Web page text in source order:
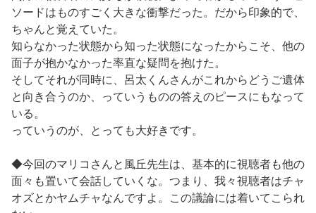
ソードはものすごく大きな衝撃だった。だから印象的で、
ちゃんと覚えていた。
知らなかった状態から知った状態になったからこそ、他の
面子が抱かなかった率直な疑問を抱けた。
そしてそれが同時に、呂太くんさんがこれからどうご遺体
と向き合うのか、っていうものの答えのピースにもなって
いる。
っていうのが、とっても大好きです。
◆今回のマリコさんと風丘先生は、基本的に視聴者も他の
面々も置いて会話していくな。つまり、我々視聴者はチャ
オズとかヤムチャなんですよ。この議論には着いてこられ